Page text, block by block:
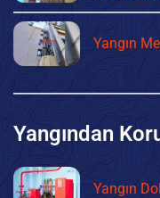
Yangın
Yangından
Yangın